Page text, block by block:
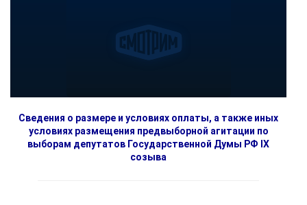
Сведения о размере и условиях оплаты, а также иных
условиях размещения предвыборной агитации по
выборам депутатов Государственной Думы РФ IX
созыва